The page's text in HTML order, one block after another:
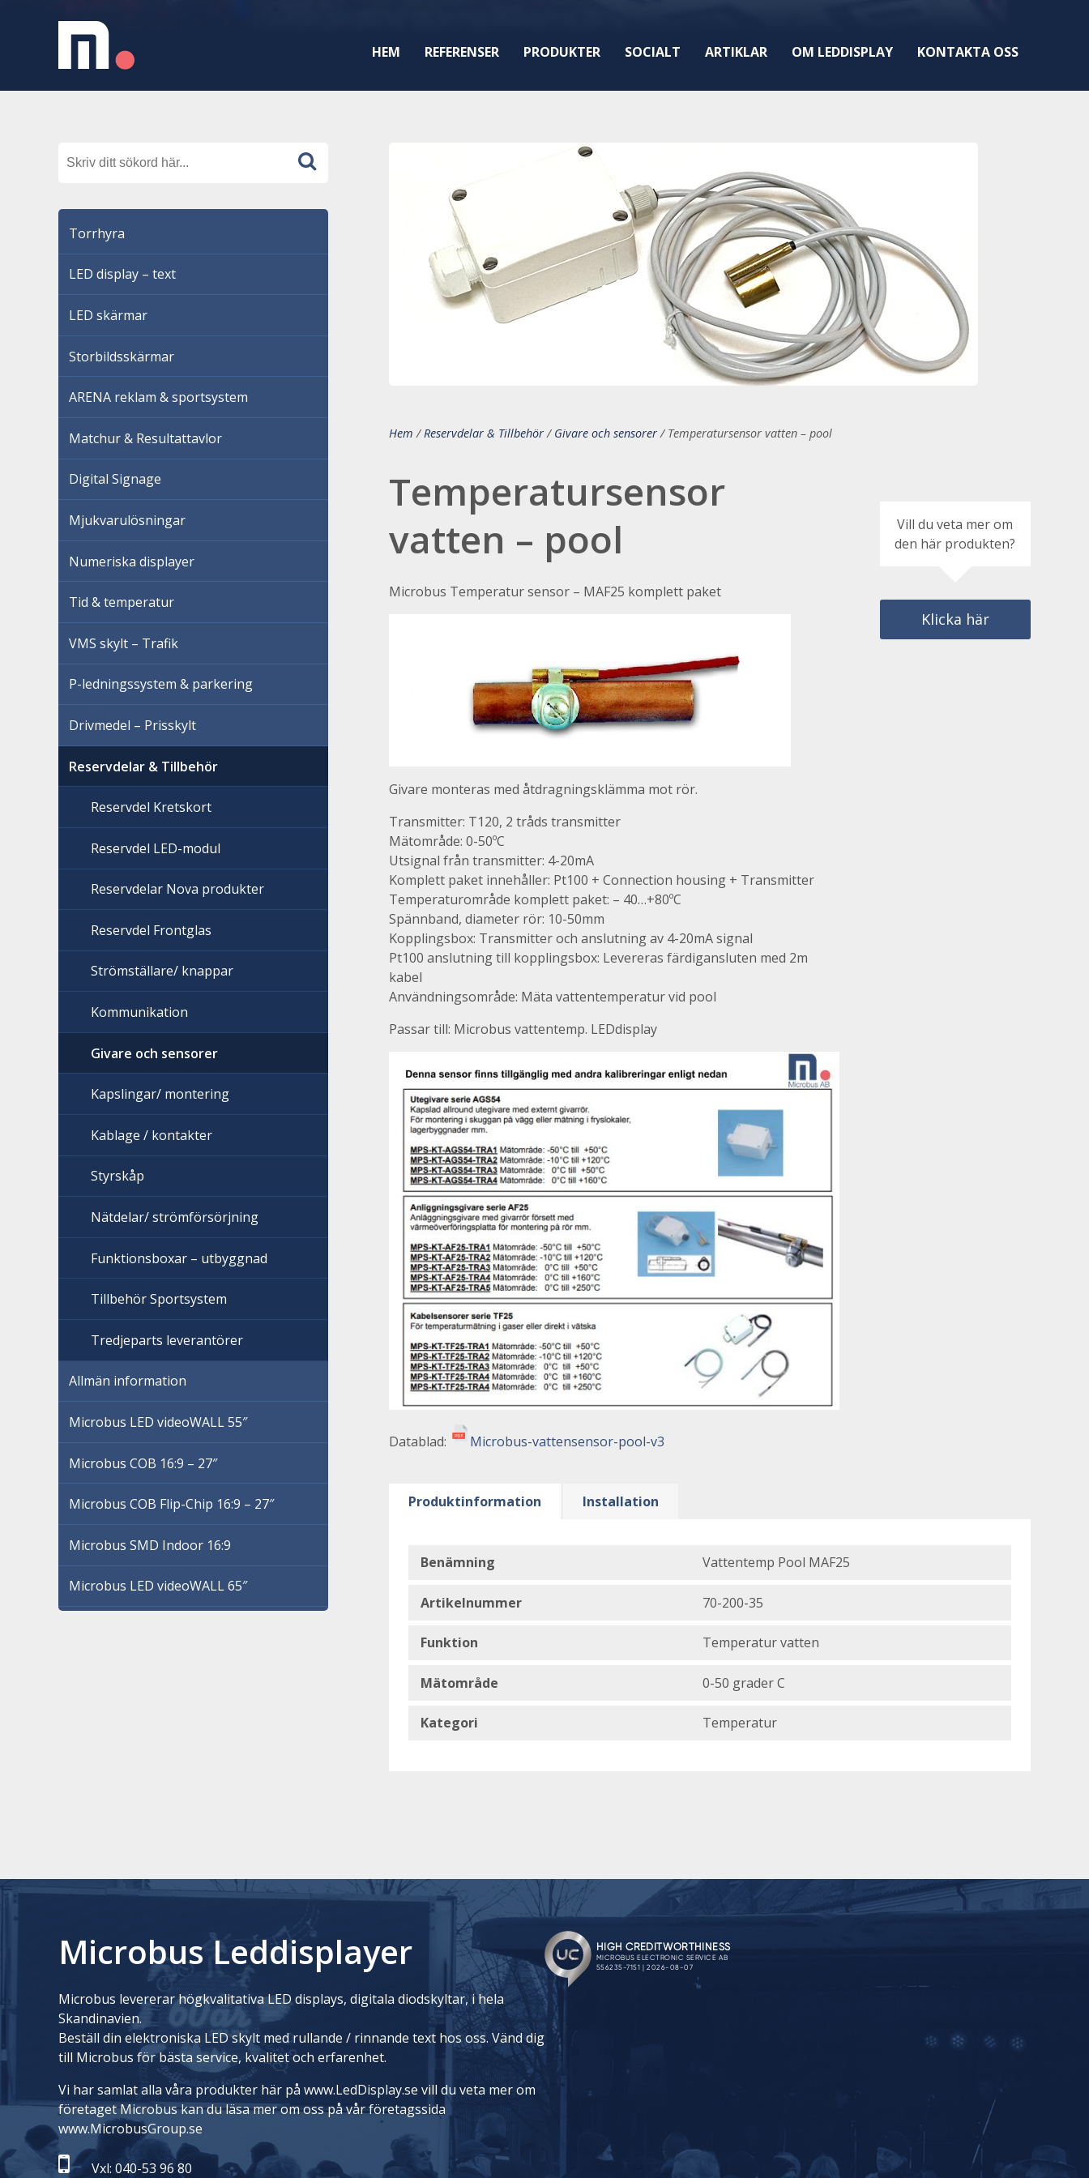
HEM REFERENSER PRODUKTER SOCIALT ARTIKLAR OM LEDDISPLAY KONTAKTA OSS
Hem /Reservdelar & Tillbehör/ Givare och sensorer/ Temperatursensor vatten – pool
Temperatursensor
vatten – pool
Microbus Temperatur sensor – MAF25 komplett paket
Givare monteras med åtdragningsklämma mot rör.
Transmitter: T120, 2 tråds transmitter
Mätområde: 0-50ºC
Utsignal från transmitter: 4-20mA
Komplett paket innehåller: Pt100 + Connection housing + Transmitter
Temperaturområde komplett paket: – 40…+80ºC
Spännband, diameter rör: 10-50mm
Kopplingsbox: Transmitter och anslutning av 4-20mA signal
Pt100 anslutning till kopplingsbox: Levereras färdigansluten med 2m
kabel
Användningsområde: Mäta vattentemperatur vid pool
Passar till: Microbus vattentemp. LEDdisplay
Datablad: Microbus-vattensensor-pool-v3
Vill du veta mer om
den här produkten?
Klicka här
Produktinformation Installation
Benämning Vattentemp Pool MAF25
Artikelnummer 70-200-35
Funktion Temperatur vatten
Mätområde 0-50 grader C
Kategori Temperatur
Torrhyra
LED display – text
LED skärmar
Storbildsskärmar
ARENA reklam & sportsystem
Matchur & Resultattavlor
Digital Signage
Mjukvarulösningar
Numeriska displayer
Tid & temperatur
VMS skylt – Trafik
P-ledningssystem & parkering
Drivmedel – Prisskylt
Reservdelar & Tillbehör
Reservdel Kretskort
Reservdel LED-modul
Reservdelar Nova produkter
Reservdel Frontglas
Strömställare/ knappar
Kommunikation
Givare och sensorer
Kapslingar/ montering
Kablage / kontakter
Styrskåp
Nätdelar/ strömförsörjning
Funktionsboxar – utbyggnad
Tillbehör Sportsystem
Tredjeparts leverantörer
Allmän information
Microbus LED videoWALL 55″
Microbus COB 16:9 – 27″
Microbus COB Flip-Chip 16:9 – 27″
Microbus SMD Indoor 16:9
Microbus LED videoWALL 65″
Microbus Leddisplayer
Microbus levererar högkvalitativa LED displays, digitala diodskyltar, i hela
Skandinavien.
Beställ din elektroniska LED skylt med rullande / rinnande text hos oss. Vänd dig
till Microbus för bästa service, kvalitet och erfarenhet.
Vi har samlat alla våra produkter här på www.LedDisplay.se vill du veta mer om
företaget Microbus kan du läsa mer om oss på vår företagssida
www.MicrobusGroup.se
Vxl: 040-53 96 80